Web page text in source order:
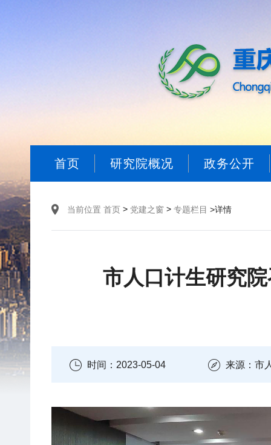
首页 研究院概况 政务公开
当前位置 首页 > 党建之窗 > 专题栏目 >详情
市人口计生研究
时间：2023-05-04 来源：市